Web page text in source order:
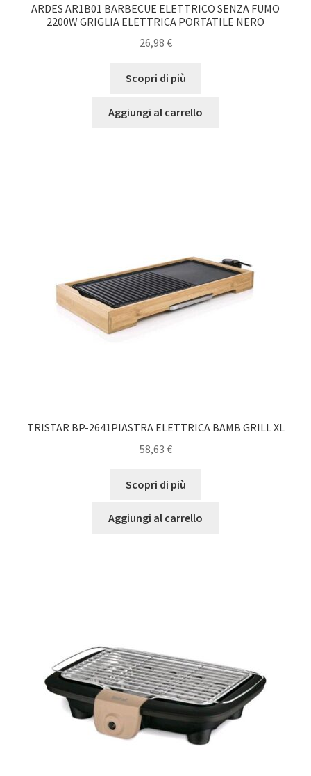
ARDES AR1B01 BARBECUE ELETTRICO SENZA FUMO
2200W GRIGLIA ELETTRICA PORTATILE NERO
26,98 €
Scopri di più
Aggiungi al carrello
TRISTAR BP-2641PIASTRA ELETTRICA BAMB GRILL XL
58,63 €
Scopri di più
Aggiungi al carrello